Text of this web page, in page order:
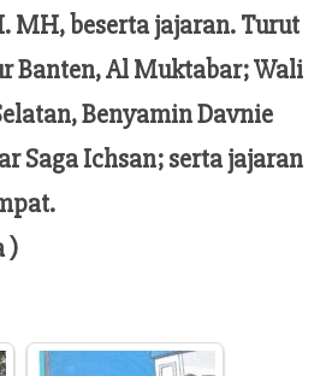
MH, beserta jajaran. Turut
Banten, Al Muktabar; Wali
Benyamin Davnie
Saga Ichsan; serta jajaran
)